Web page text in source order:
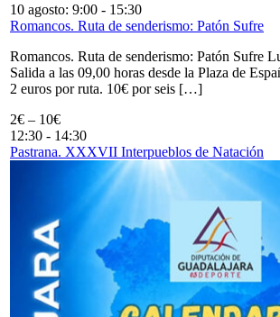
10 agosto: 9:00 - 15:30
Romancos. Ruta de senderismo: Patón Sufre
Romancos. Ruta de senderismo: Patón Sufre
Salida a las 09,00 horas desde la Plaza de
2 euros por ruta. 10€ por seis […]
2€ – 10€
12:30 - 14:30
Pastrana. XXXVII Interpueblos de Natación